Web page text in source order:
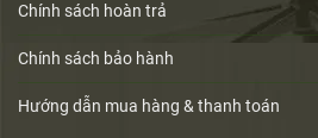
Chính sách hoàn trả
Chính sách bảo hành
Hướng dẫn mua hàng & thanh toán